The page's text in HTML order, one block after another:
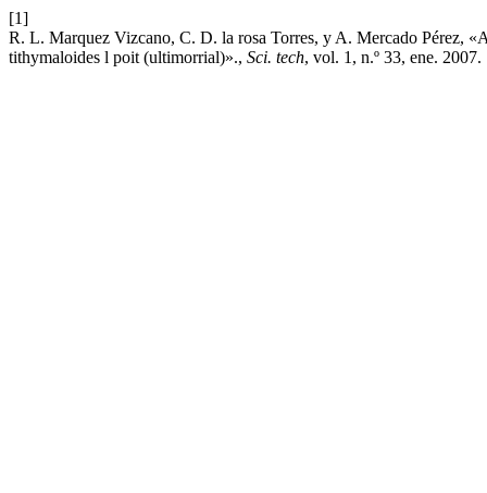
[1]
R. L. Marquez Vizcano, C. D. la rosa Torres, y A. Mercado Pérez,
tithymaloides l poit (ultimorrial)»., Sci. tech, vol. 1, n.º 33, ene. 2007.